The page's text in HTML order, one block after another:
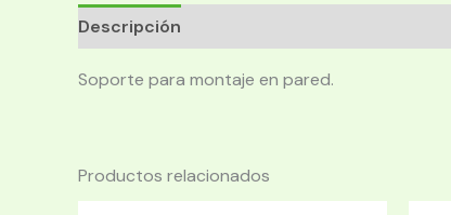
Descripción
Soporte para montaje en pared.
Productos relacionados